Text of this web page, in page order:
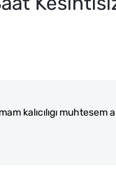
kalıcılıgı muhtesem